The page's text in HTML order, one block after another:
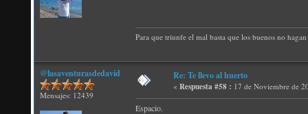
Para que triunfe el mal basta que los buenos no
@lasaventurasdedavid
Mensajes: 12439
Re: Te llevo al huerto
« Respuesta #58 : 17 de Noviembre de
Espacio.